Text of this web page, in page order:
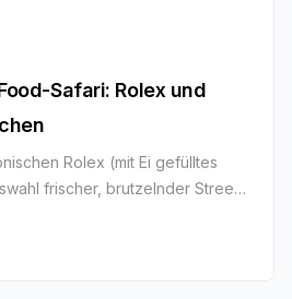
Safari: Rolex und
Rolex (mit Ei gefülltes
frischer, brutzelnder Street-